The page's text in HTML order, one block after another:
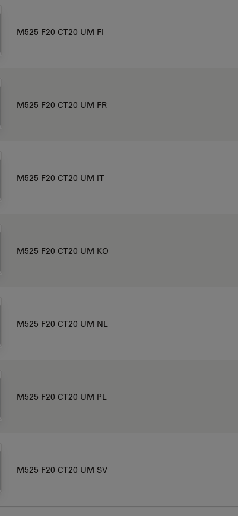
M525 F20 CT20 UM FI
M525 F20 CT20 UM FR
M525 F20 CT20 UM IT
M525 F20 CT20 UM KO
M525 F20 CT20 UM NL
M525 F20 CT20 UM PL
M525 F20 CT20 UM SV